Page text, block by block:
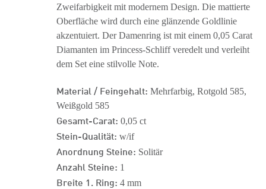
Zweifarbigkeit mit modernem Design. Die mattierte
Oberfläche wird durch eine glänzende Goldlinie
akzentuiert. Der Damenring ist mit einem 0,05 Carat
Diamanten im Princess-Schliff veredelt und verleiht
dem Set eine stilvolle Note.
Material / Feingehalt: Mehrfarbig, Rotgold 585,
Weißgold 585
Gesamt-Carat: 0,05 ct
Stein-Qualität: w/if
Anordnung Steine: Solitär
Anzahl Steine: 1
Breite 1. Ring: 4 mm